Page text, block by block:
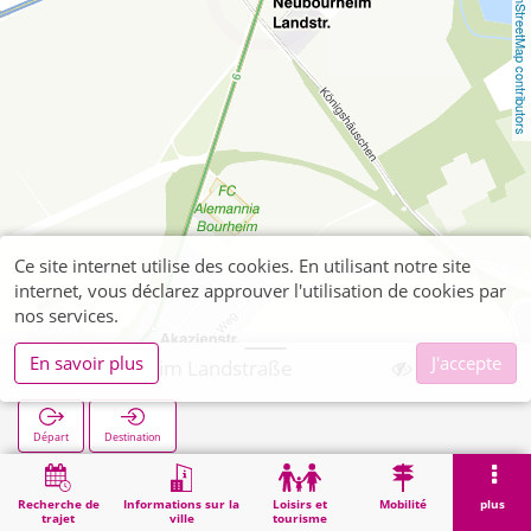
OpenStreetMap contributors
Recherche de
trajet
Informations sur la
ville
Loisirs et
tourisme
Mobilité plus
Neubourheim Landstraße
Départ Destination
Démarrage Neubourheim Landstraße
Ce site internet utilise des cookies. En utilisant notre site
internet, vous déclarez approuver l'utilisation de cookies par
nos services.
En savoir plus
J'accepte